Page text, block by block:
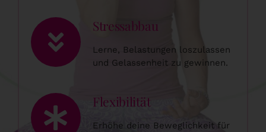
Stressabbau
Lerne, Belastungen loszulassen
und Gelassenheit zu gewinnen.
Flexibilität
Erhöhe deine Beweglichkeit für